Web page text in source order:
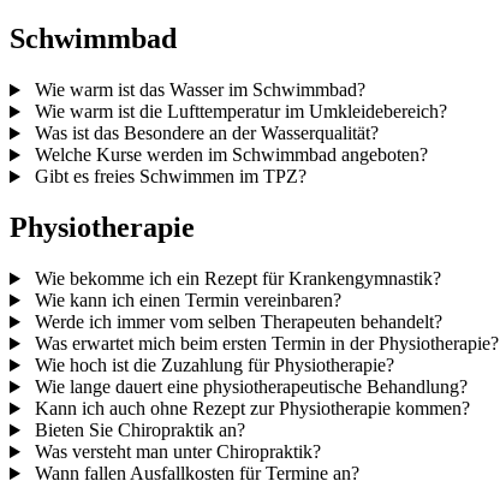
Schwimmbad
Wie warm ist das Wasser im Schwimmbad?
Wie warm ist die Lufttemperatur im Umkleidebereich?
Was ist das Besondere an der Wasserqualität?
Welche Kurse werden im Schwimmbad angeboten?
Gibt es freies Schwimmen im TPZ?
Physiotherapie
Wie bekomme ich ein Rezept für Krankengymnastik?
Wie kann ich einen Termin vereinbaren?
Werde ich immer vom selben Therapeuten behandelt?
Was erwartet mich beim ersten Termin in der Physiotherapie?
Wie hoch ist die Zuzahlung für Physiotherapie?
Wie lange dauert eine physio­therapeutische Behandlung?
Kann ich auch ohne Rezept zur Physiotherapie kommen?
Bieten Sie Chiropraktik an?
Was versteht man unter Chiropraktik?
Wann fallen Ausfallkosten für Termine an?